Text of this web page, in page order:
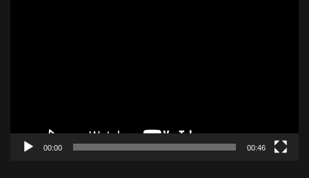
00:00 00:46